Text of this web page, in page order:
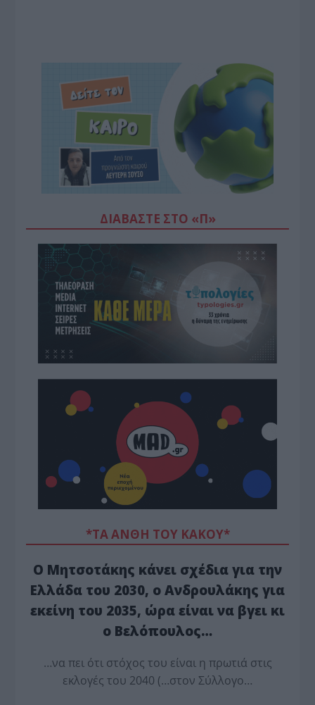
ΔΙΑΒΆΣΤΕ ΣΤΟ «Π»
*ΤΑ ΆΝΘΗ ΤΟΥ ΚΑΚΟΎ*
Ο Μητσοτάκης κάνει σχέδια για την
Ελλάδα του 2030, ο Ανδρουλάκης για
εκείνη του 2035, ώρα είναι να βγει κι
ο Βελόπουλος…
…να πει ότι στόχος του είναι η πρωτιά στις
εκλογές του 2040 (…στον Σύλλογο…